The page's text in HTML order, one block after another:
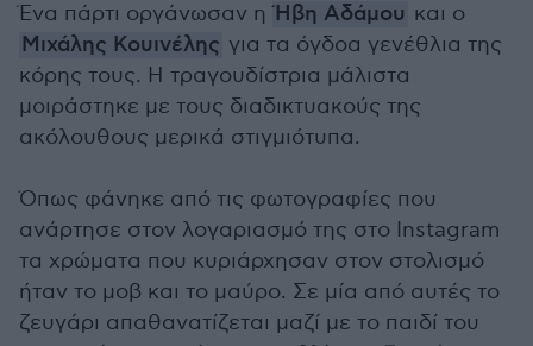
Ένα πάρτι οργάνωσαν ηΉβη Αδάμου και ο
Μιχάλης Κουινέλης για τα όγδοα γενέθλια της
κόρης τους. Η τραγουδίστρια μάλιστα
μοιράστηκε με τους διαδικτυακούς της
ακόλουθους μερικά στιγμιότυπα.
Όπως φάνηκε από τις φωτογραφίες που
ανάρτησε στον λογαριασμό της στο Instagram
τα χρώματα που κυριάρχησαν στον στολισμό
ήταν το μοβ και το μαύρο. Σε μία από αυτές το
ζευγάρι απαθανατίζεται μαζί με το παιδί του